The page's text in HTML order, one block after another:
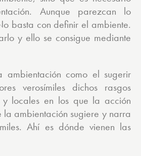
Aunque parezcan lo
basta con definir el ambiente.
y ello se consigue mediante
ambientación como el sugerir
verosímiles dichos rasgos
y locales en los que la acción
la ambientación sugiere y narra
Ahí es dónde vienen las